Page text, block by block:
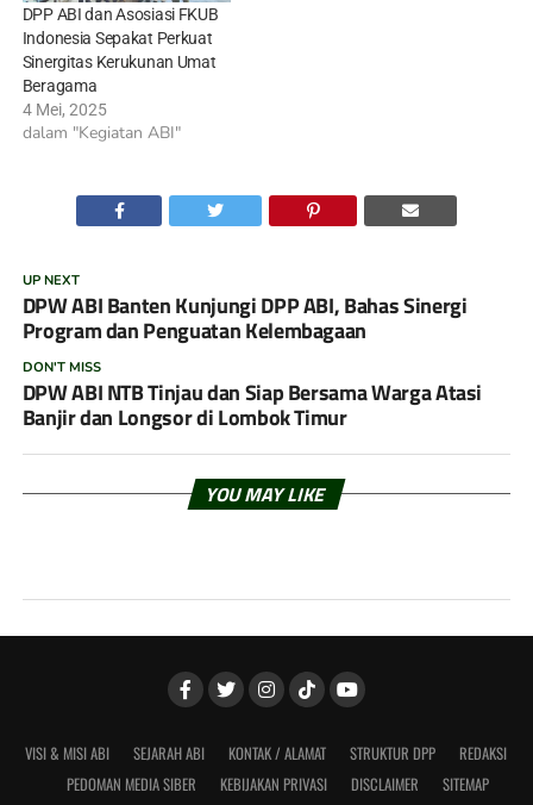
DPP ABI dan Asosiasi FKUB
Indonesia Sepakat Perkuat
Sinergitas Kerukunan Umat
Beragama
4 Mei, 2025
dalam "Kegiatan ABI"
UP NEXT
DPW ABI Banten Kunjungi DPP ABI, Bahas Sinergi
Program dan Penguatan Kelembagaan
DON'T MISS
DPW ABI NTB Tinjau dan Siap Bersama Warga Atasi
Banjir dan Longsor di Lombok Timur
YOU MAY LIKE
VISI & MISI ABI SEJARAH ABI KONTAK / ALAMAT STRUKTUR DPP
REDAKSI
PEDOMAN MEDIA SIBER
KEBIJAKAN PRIVASI DISCLAIMER
SITEMAP